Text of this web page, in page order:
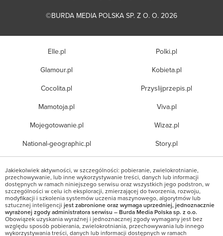
©BURDA MEDIA POLSKA SP. Z O. O. 2026
Elle.pl
Glamour.pl
Cocolita.pl
Mamotoja.pl
Mojegotowanie.pl
National-geographic.pl
Polki.pl
Kobieta.pl
Przyslijprzepis.pl
Viva.pl
Wizaz.pl
Story.pl
Jakiekolwiek aktywności, w szczególności: pobieranie, zwielokrotnianie,
przechowywanie, lub inne wykorzystywanie treści, danych lub informacji
dostępnych w ramach niniejszego serwisu oraz wszystkich jego podstron, w
szczególności w celu ich eksploracji, zmierzającej do tworzenia, rozwoju,
modyfikacji i szkolenia systemów uczenia maszynowego, algorytmów lub
sztucznej inteligencji jest zabronione oraz wymaga uprzedniej, jednoznacznie
wyrażonej zgody administratora serwisu – Burda Media Polska sp. z o.o.
Obowiązek uzyskania wyraźnej i jednoznacznej zgody wymagany jest bez
względu sposób pobierania, zwielokrotniania, przechowywania lub innego
wykorzystywania treści, danych lub informacji dostępnych w ramach